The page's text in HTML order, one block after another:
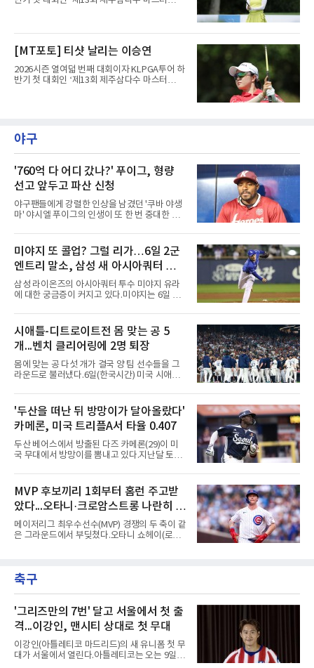
트(파72/6,767야드)에서 열리고 있다.6일 현재
홀에서 경기하고 있다.
[MT포토] 티샷 날리는 이승연
2026시즌 열여덟 번째 대회이자 KLPGA투어 하
반기 첫 대회인 ‘제13회 제주삼다수 마스터
홀에서 경기하고 있다.
야구
'760억 다 어디 갔나?' 푸이그, 형량
선고 앞두고 파산 신청
야구팬들에게 강렬한 인상을 남겼던 '쿠바 야생
마' 야시엘 푸이그의 인생이 또 한 번 중대한 갈
거액을 벌었던 푸이그가 연방 사건 선고를 앞두
고 파산보호를 신청했다.푸이그는 최근 미국 플
로리다 파산 법원에 챕터11 파산보호 신청을 냈
다. 챕터11은 기업이나 개인이 채권자들과 협의
를 통해 재정 구조를 재편할 수 있도록 돕는 제도
다.미 매체들에 따르면 푸이그의 자산 규모는
1000만~5000만 달러(약 146억~730억 원), 부
산 내역 등 일부 필수 자료가 빠졌다며 서류 미비
를 지적했다.관심이 쏠리는 이
미야지 또 콜업? 그럴 리가…6일 2군
엔트리 말소, 삼성 새 아시아쿼터 찾았
나
삼성 라이온즈의 아시아쿼터 투수 미야지 유라
에 대한 궁금증이 커지고 있다.미야지는 6일 퓨
으로 2군 엔트리 말소는 1군 등록, 부상 관리, 선
수단 조정 등 여러 의미가 있을 수 있다. 하지만
현재 미야지의 상황을 고려하면 단순한 1군 콜
업 준비로 보기에는 무리가 있어보인다.미야지
는 올 시즌 강력한 구위로 기대를 모았지만, 1군
무대에서는 제구 불안이 반복됐다. 빠른 공이라
는 확실한 장점을 갖고 있음에도 볼넷과 사구가
장 특성상 교체가 쉽지는 않지만, 시즌 후반 순
위 경쟁을 생각하면 불안한
시애틀-디트로이트전 몸 맞는 공 5
개...벤치 클리어링에 2명 퇴장
몸에 맞는 공 다섯 개가 결국 양 팀 선수들을 그
라운드로 불러냈다.6일(한국시간) 미국 시애틀
로이트 타이거스의 경기에서 벤치 클리어링이
벌어졌다. 난투극으로 번지지는 않았으나 좌완
게이브 스파이어와 댄 윌슨 시애틀 감독이 퇴장
당했다.발단은 선발이었다. 시애틀 브라이언 우
가 디트로이트 타자를 세 차례 맞혔다. 다만 팔꿈
치 보호대에 맞거나 변화구에 발이 스치는 수준
이어서 치명적이지는 않았다.분위기는 그다음에
리를 맞혔다. 토레스와 시애틀 포수 칼 롤리가 말
을 주고받자 AJ 힌치 디
'두산을 떠난 뒤 방망이가 달아올랐다'
카메론, 미국 트리플A서 타율 0.407
두산 베어스에서 방출된 다즈 카메론(29)이 미
국 무대에서 방망이를 뽐내고 있다.지난달 토론
론은 루키리그 2경기를 거쳐 트리플A 버펄로 바
이슨스로 승격한 뒤 연일 뜨거운 타격감을 보이
고 있다.수치가 압도적이다. 트리플A 15경기에
서 타율 0.407(54타수 22안타), 2홈런, 10타점,
8도루를 기록 중이며 OPS는 1.151에 이른다.
15경기 중 14경기에서 안타를 만들었고 최근 7
경기 연속 안타도 이어갔다.6일(한국시간) 노퍽
을 놓았고, 버펄로는 이 회에만 5점을 뽑아 7-6
역전승을 거뒀다.한국에서의 성적도
MVP 후보끼리 1회부터 홈런 주고받
았다...오타니·크로암스트롱 나란히 홈
런 맞불
메이저리그 최우수선수(MVP) 경쟁의 두 축이 같
은 그라운드에서 부딪쳤다.오타니 쇼헤이(로스
터 불이 붙었다. 1회초 선두타자 오타니가 컵스
선발 이마나가 쇼타를 상대로 우월 솔로 홈런을
라워를 상대로 중월 솔로 홈런으로 응수했다. 최
근 50년간 리글리필드에서 1회 양 팀 선두타자
홈런이 함께 나온 것은 두 번째이며, 통계업체
엘리어스 스포츠뷰로에 따르면 그해 MVP 투표
10위 이내 선수끼리 이런 공방을 벌인 사례는 처
음이다.흐름은 크로암스트롱
축구
'그리즈만의 7번' 달고 서울에서 첫 출
격...이강인, 맨시티 상대로 첫 무대
이강인(아틀레티코 마드리드)의 새 유니폼 첫 무
대가 서울에서 열린다.아틀레티코는 오는 9일